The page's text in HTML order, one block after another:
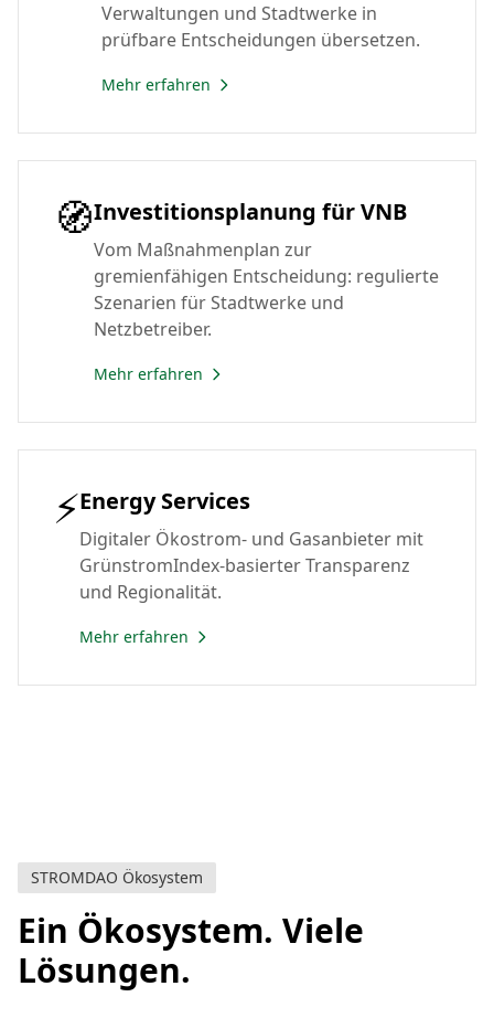
Verwaltungen und Stadtwerke in
prüfbare Entscheidungen übersetzen.
Mehr erfahren
🧭Investitionsplanung für VNB
Vom Maßnahmenplan zur
gremienfähigen Entscheidung: regulierte
Szenarien für Stadtwerke und
Netzbetreiber.
Mehr erfahren
⚡Energy Services
Digitaler Ökostrom- und Gasanbieter mit
GrünstromIndex-basierter Transparenz
und Regionalität.
Mehr erfahren
STROMDAO Ökosystem
Ein Ökosystem. Viele
Lösungen.